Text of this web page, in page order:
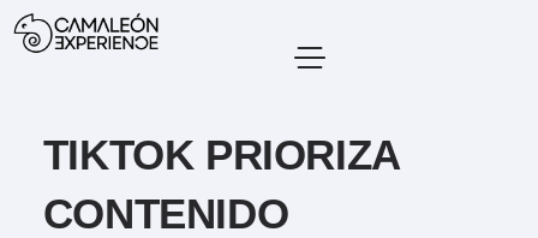
TIKTOK PRIORIZA
CONTENIDO